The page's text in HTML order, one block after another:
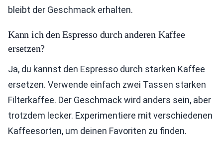
bleibt der Geschmack erhalten.
Kann ich den Espresso durch anderen Kaffee
ersetzen?
Ja, du kannst den Espresso durch starken Kaffee
ersetzen. Verwende einfach zwei Tassen starken
Filterkaffee. Der Geschmack wird anders sein, aber
trotzdem lecker. Experimentiere mit verschiedenen
Kaffeesorten, um deinen Favoriten zu finden.